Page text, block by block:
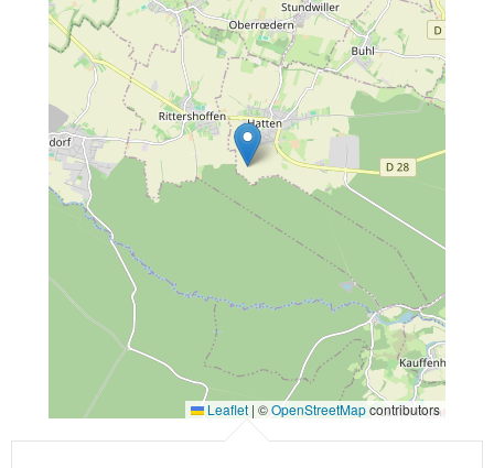
Leaflet | ©OpenStreetMapcontributors